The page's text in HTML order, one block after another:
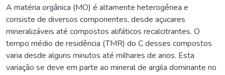
A matéria orgânica (MO) é altamente heterogênea e
consiste de diversos componentes, desde açucares
mineralizáveis até compostos alifáticos recalcitrantes. O
tempo médio de residência (TMR) do C desses compostos
varia desde alguns minutos até milhares de anos. Esta
variação se deve em parte ao mineral de argila dominante no